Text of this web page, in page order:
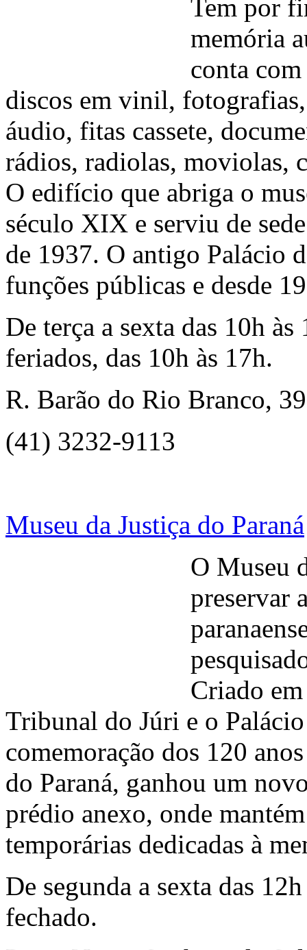
Tem por
memória
conta
discos em vinil,
áudio, fitas cassete,
rádios, radiolas, moviolas,
O edifício que abriga o
século XIX e serviu de
de 1937. O antigo Palácio
funções públicas e desde
De terça a sexta das 10h
feriados, das 10h às 17h.
R. Barão do Rio Branco,
(41) 3232-9113
Museu da Justiça do Paraná
O Museu
preservar
Criado
Tribunal do Júri e o
comemoração dos 120
do Paraná, ganhou um
prédio anexo, onde
temporárias dedicadas à
De segunda a sexta das
fechado.